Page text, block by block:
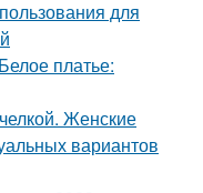
для
платье:
Женские
вариантов